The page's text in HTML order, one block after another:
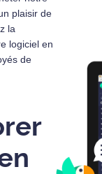
plaisir de
la
logiciel en
de